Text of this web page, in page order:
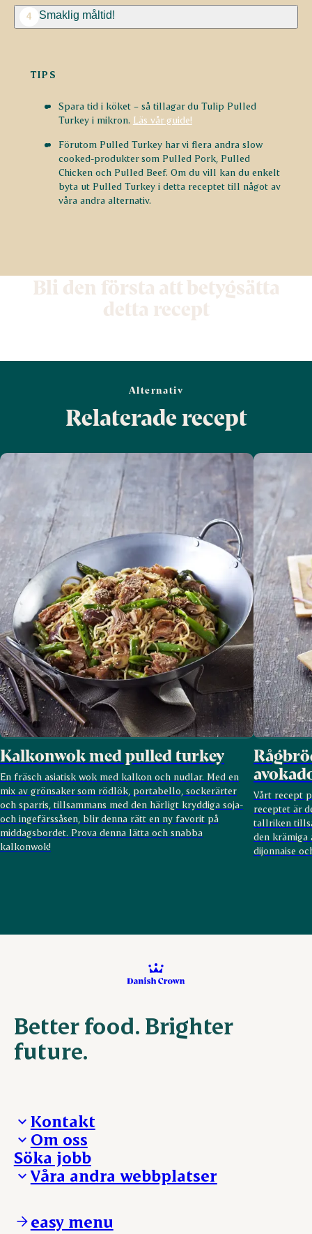
4 Smaklig måltid!
TIPS
Spara tid i köket – så tillagar du Tulip Pulled
Turkey i mikron. Läs vår guide!
Förutom Pulled Turkey har vi flera andra slow
cooked-produkter som Pulled Pork, Pulled
Chicken och Pulled Beef. Om du vill kan du enkelt
byta ut Pulled Turkey i detta receptet till något av
våra andra alternativ.
Bli den första att betygsätta
detta recept
Alternativ
Relaterade recept
Kalkonwok med pulled turkey
En fräsch asiatisk wok med kalkon och nudlar. Med en
mix av grönsaker som rödlök, portabello, sockerärter
och sparris, tillsammans med den härligt kryddiga soja-
och ingefärssåsen, blir denna rätt en ny favorit på
middagsbordet. Prova denna lätta och snabba
kalkonwok!
Vårt recept
receptet är
tallriken
den krämiga
dijonnaise
Better food. Brighter
future.
Kontakt
Presskontakt – För dig som är journalist
Reklamation
Visselblåsning
Om oss
Vi tar ledningen
Våra ställen
Söka jobb
Våra andra webbplatser
ESS-FOOD.com
easy menu